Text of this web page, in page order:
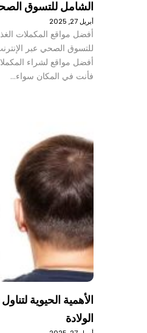
الشامل للتسوق
أبريل 27, 2025
أفضل مواقع المكملات
للتسوق الصحي عبر
أفضل مواقع لشراء
فأنت في المكان سواء…
الأهمية الحيوية
الولادة